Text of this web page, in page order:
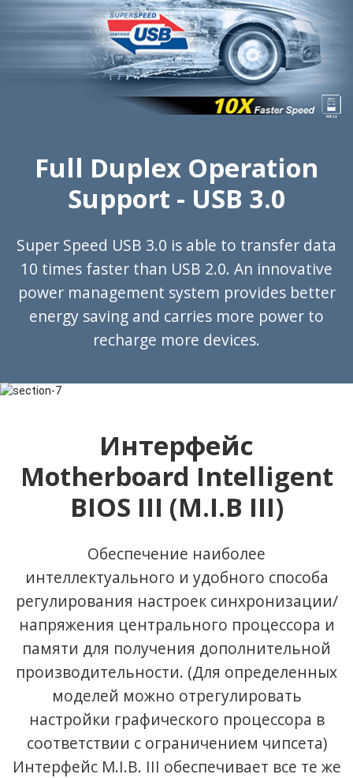
Full Duplex Operation
Support - USB 3.0
Super Speed USB 3.0 is able to transfer data
10 times faster than USB 2.0. An innovative
power management system provides better
energy saving and carries more power to
recharge more devices.
Интерфейс
Motherboard Intelligent
BIOS III (M.I.B III)
Обеспечение наиболее
интеллектуального и удобного способа
регулирования настроек синхронизации/
напряжения центрального процессора и
памяти для получения дополнительной
производительности. (Для определенных
моделей можно отрегулировать
настройки графического процессора в
соответствии с ограничением чипсета)
Интерфейс M.I.B. III обеспечивает все те же